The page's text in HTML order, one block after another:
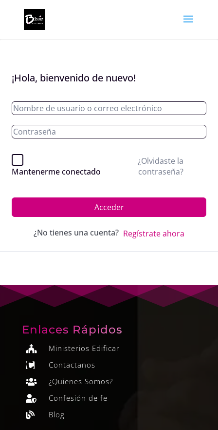
¡Hola, bienvenido de nuevo!
Mantenerme conectado
¿Olvidaste la
contraseña?
Acceder
¿No tienes una cuenta? Regístrate ahora
Enlaces Rápidos
 Ministerios Edificar
 Contactanos
 ¿Quienes Somos?
 Confesión de fe
 Blog